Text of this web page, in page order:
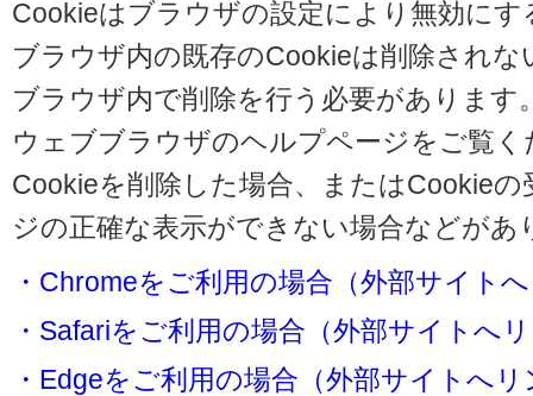
Cookieはブラウザの設定により無効に
ブラウザ内の既存のCookieは削除され
ブラウザ内で削除を行う必要があります
ウェブブラウザのヘルプページをご覧く
Cookieを削除した場合、またはCookie
ジの正確な表示ができない場合などが
・Chromeをご利用の場合（外部サイト
・Safariをご利用の場合（外部サイトへ
・Edgeをご利用の場合（外部サイトへリ